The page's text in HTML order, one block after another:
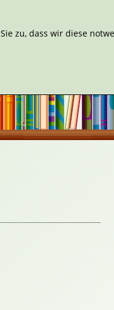
zu, dass wir diese